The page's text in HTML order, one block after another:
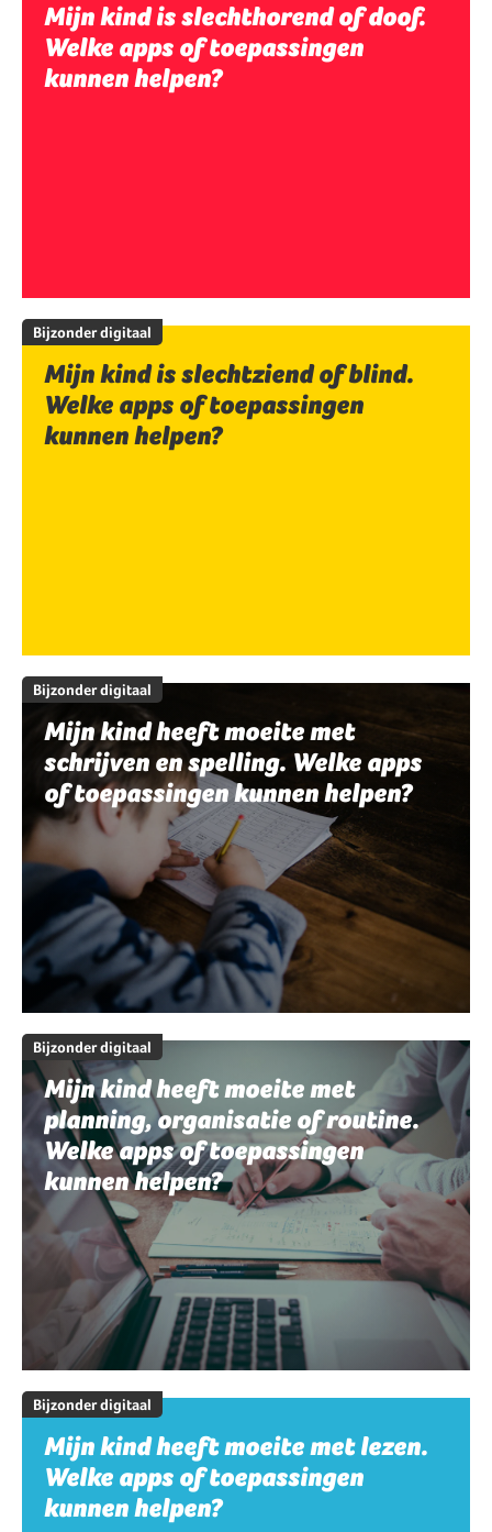
Mijn kind is slechthorend of doof.
Welke apps of toepassingen
kunnen helpen?
Bijzonder digitaal
Mijn kind is slechtziend of blind.
Welke apps of toepassingen
kunnen helpen?
Bijzonder digitaal
Mijn kind heeft moeite met
schrijven en spelling. Welke apps
of toepassingen kunnen helpen?
Bijzonder digitaal
Mijn kind heeft moeite met
planning, organisatie of routine.
Welke apps of toepassingen
kunnen helpen?
Bijzonder digitaal
Mijn kind heeft moeite met lezen.
Welke apps of toepassingen
kunnen helpen?